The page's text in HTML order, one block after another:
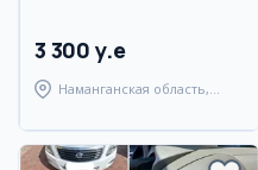
3 300 y.e
Наманганская область,